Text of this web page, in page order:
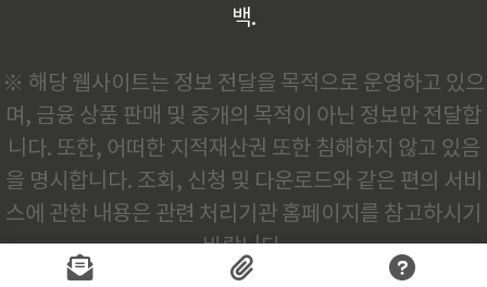
백.
※ 해당 웹사이트는 정보 전달을 목적으로 운영하고 있으
며, 금융 상품 판매 및 중개의 목적이 아닌 정보만 전달합
니다. 또한, 어떠한 지적재산권 또한 침해하지 않고 있음
을 명시합니다. 조회, 신청 및 다운로드와 같은 편의 서비
스에 관한 내용은 관련 처리기관 홈페이지를 참고하시기
바랍니다.